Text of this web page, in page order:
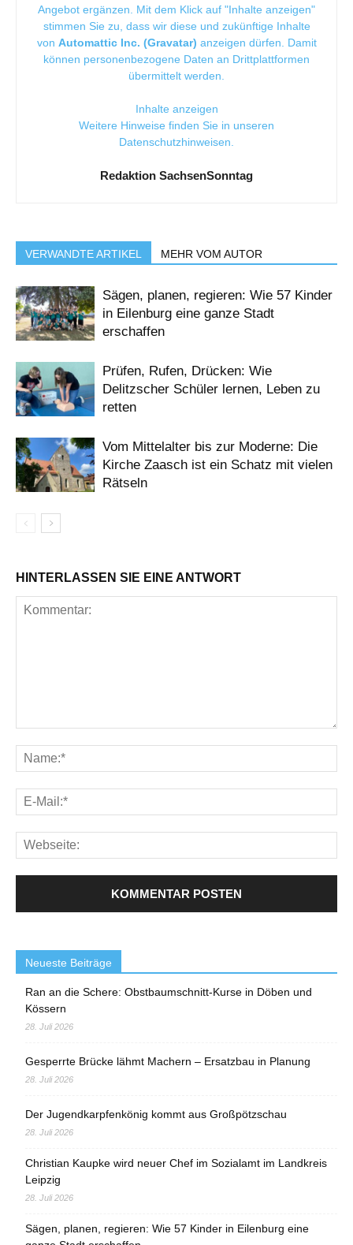
Angebot ergänzen. Mit dem Klick auf "Inhalte anzeigen"
stimmen Sie zu, dass wir diese und zukünftige Inhalte
von Automattic Inc. (Gravatar) anzeigen dürfen. Damit
können personenbezogene Daten an Drittplattformen
übermittelt werden.
Inhalte anzeigen
Weitere Hinweise finden Sie in unseren
Datenschutzhinweisen
Redaktion SachsenSonntag
VERWANDTE ARTIKEL MEHR VOM AUTOR
Sägen, planen, regieren: Wie 57 Kinder
in Eilenburg eine ganze Stadt
erschaffen
Prüfen, Rufen, Drücken: Wie
Delitzscher Schüler lernen, Leben zu
retten
Vom Mittelalter bis zur Moderne: Die
Kirche Zaasch ist ein Schatz mit vielen
Rätseln
HINTERLASSEN SIE EINE ANTWORT
Neueste Beiträge
Ran an die Schere: Obstbaumschnitt-Kurse in Döben und
Kössern
28. Juli 2026
Gesperrte Brücke lähmt Machern – Ersatzbau in Planung
28. Juli 2026
Der Jugendkarpfenkönig kommt aus Großpötzschau
28. Juli 2026
Christian Kaupke wird neuer Chef im Sozialamt im Landkreis
Leipzig
28. Juli 2026
Sägen, planen, regieren: Wie 57 Kinder in Eilenburg eine